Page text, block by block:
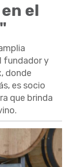
el
fundador y
donde
es socio
que brinda